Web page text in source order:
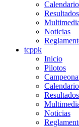
Calendario
Resultados
Noticias
tcppk
Inicio
Pilotos
Calendario
Resultados
Noticias